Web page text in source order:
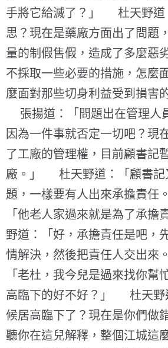
手將它給滅了？」 杜天野道
思？現在是藥廠方面出了問題
量的制假售假，造成了多麼惡
不採取一些必要的措施，怎麼
麼面對那些切身利益受到損害
張揚道：「問題出在管理人
因為一件事就否定一切吧？現
了工廠的管理權，目前顧書記
廠。」 杜天野道：「顧書記
題，一樣要有人出來承擔責
「他老人家過來就是為了承
野道：「好，承擔責任是吧，
情解決，然後把責任人交出
「老杜，我今兒是過來找你幫
高臨下的好不好？」 杜天野
候居高臨下了？現在是你們做
聽你在這兒解釋，整個江城這